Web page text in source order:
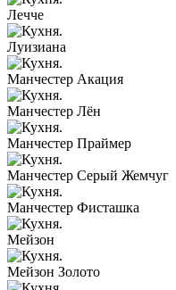
Лечче
Луизиана
Манчестер Акация
Манчестер Лён
Манчестер Праймер
Манчестер Серый Жемчуг
Манчестер Фисташка
Мейзон
Мейзон Золото